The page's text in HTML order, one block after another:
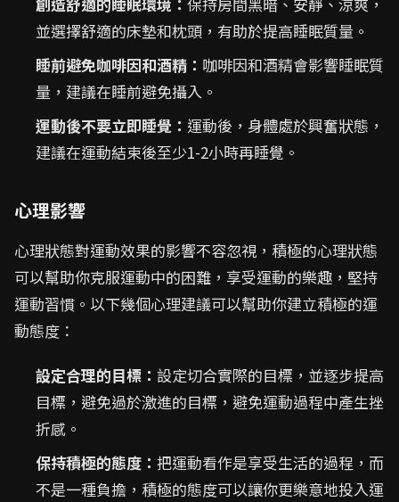
並選擇舒適的床墊和枕頭，有助於提高睡眠質量。
睡前避免咖啡因和酒精： 咖啡因和酒精會影響睡眠質
量，建議在睡前避免攝入。
運動後不要立即睡覺： 運動後，身體處於興奮狀態，
建議在運動結束後至少1-2小時再睡覺。
心理影響
心理狀態對運動效果的影響不容忽視，積極的心理狀態
可以幫助你克服運動中的困難，享受運動的樂趣，堅持
運動習慣。以下幾個心理建議可以幫助你建立積極的運
動態度：
設定合理的目標： 設定切合實際的目標，並逐步提高
目標，避免過於激進的目標，避免運動過程中產生挫
折感。
保持積極的態度： 把運動看作是享受生活的過程，而
不是一種負擔，積極的態度可以讓你更樂意地投入運